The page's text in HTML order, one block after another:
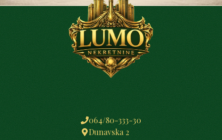
064/80-333-30
Dunavska 2